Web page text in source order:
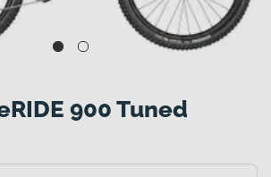
900 Tuned